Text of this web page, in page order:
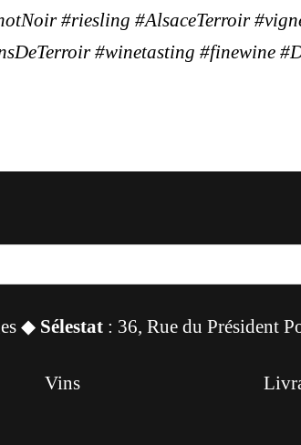
#riesling #AlsaceTerroir
#winetasting #finewine
◆ Sélestat : 36, Rue du Président
Vins